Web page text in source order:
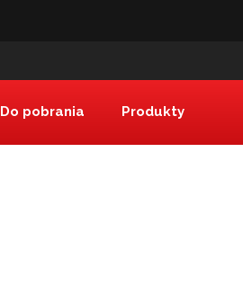
Do pobrania Produkty